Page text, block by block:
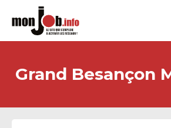
Grand Besançon